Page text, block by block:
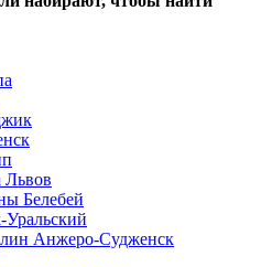
Белебей
Анжеро-Судженск